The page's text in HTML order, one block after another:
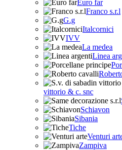
Euro far
Franco s.r.l
G.g
Italcornici
IVV
La medea
Linea
vittorio & c. snc
Schiavon
Sibania
Tiche
Venturi
Zampiva